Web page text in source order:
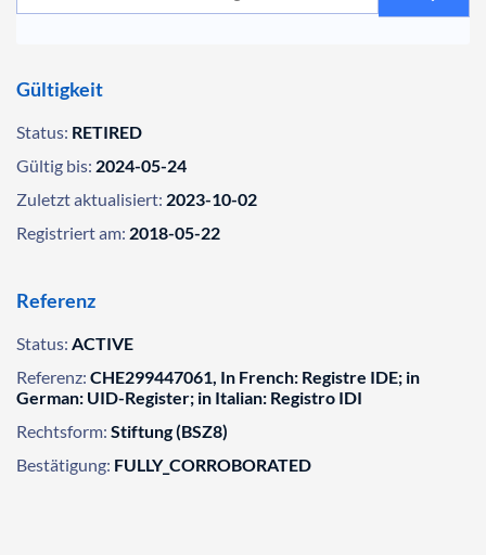
Gültigkeit
Status: RETIRED
Gültig bis: 2024-05-24
Zuletzt aktualisiert: 2023-10-02
Registriert am: 2018-05-22
Referenz
Status: ACTIVE
Referenz: CHE299447061, In French: Registre IDE; in
German: UID-Register; in Italian: Registro IDI
Rechtsform: Stiftung (BSZ8)
Bestätigung: FULLY_CORROBORATED